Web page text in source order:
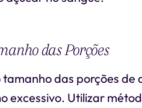
das Porções
das porções
excessivo. Utilizar